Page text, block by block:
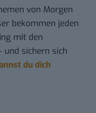
von Morgen
bekommen jeden
mit den
und sichern sich
du dich